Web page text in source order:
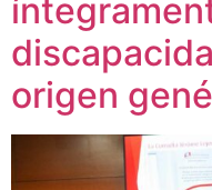
origen